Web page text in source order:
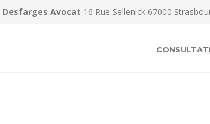
Desfarges Avocat 16 Rue Sellenick 67000